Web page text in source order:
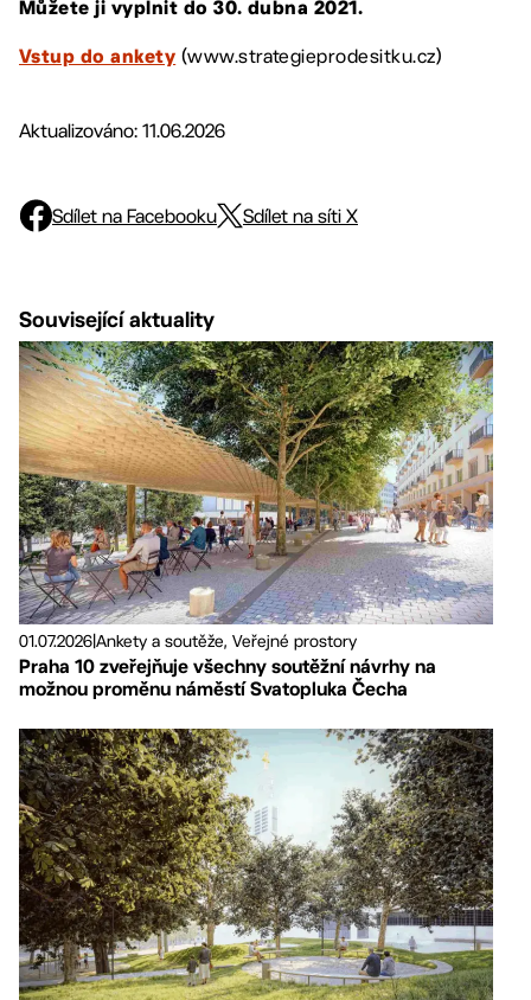
Můžete ji vyplnit do 30. dubna 2021.
Vstup do ankety (www.strategieprodesitku.cz)
Aktualizováno: 11.06.2026
Sdílet na Facebooku Sdílet na síti X
Související aktuality
01.07.2026Ankety a soutěže, Veřejné prostory
Praha 10 zveřejňuje všechny soutěžní návrhy na
možnou proměnu náměstí Svatopluka Čecha